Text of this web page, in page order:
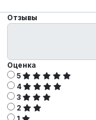
Отзывы
Оценка
5
4
3
2